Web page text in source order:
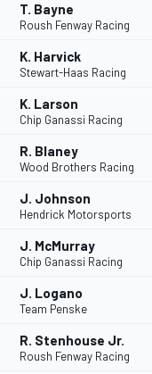
T. Bayne
Roush Fenway Racing
K. Harvick
Stewart-Haas Racing
K. Larson
Chip Ganassi Racing
R. Blaney
Wood Brothers Racing
J. Johnson
Hendrick Motorsports
J. McMurray
Chip Ganassi Racing
J. Logano
Team Penske
R. Stenhouse Jr.
Roush Fenway Racing